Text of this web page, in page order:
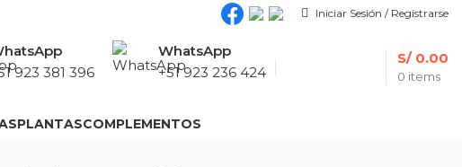
Iniciar Sesión / Registrarse
923 381 396
WhatsApp
+51 923 236 424
0 items
S/0.00
PLANTASCOMPLEMENTOS